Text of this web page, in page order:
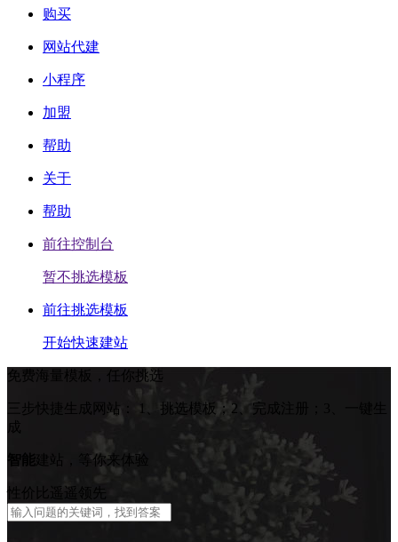
购买
网站代建
小程序
加盟
帮助
关于
帮助
前往控制台
暂不挑选模板
前往挑选模板
开始快速建站
免费海量模板，任你挑选
三步快捷生成网站：
1、挑选模板；2、完成注册；3、一键生
成
智能 建站，等你来体验
性价比遥遥领先